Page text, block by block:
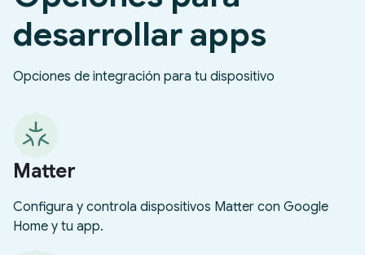
desarrollar apps
Opciones de integración para tu dispositivo
Matter
Configura y controla dispositivos Matter con Google
Home y tu app.